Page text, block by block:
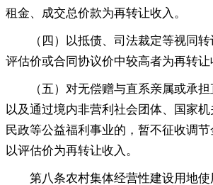
租金、成交总价款为再转让收入。
（四）以抵债、司法裁定等视同转
评估价或合同协议价中较高者为再转让
（五）对无偿赠与直系亲属或承担
以及通过境内非营利社会团体、国家机
民政等公益福利事业的，暂不征收调节
以评估价为再转让收入。
第八条农村集体经营性建设用地使